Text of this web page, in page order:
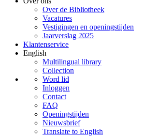
Over de Bibliotheek
Vacatures
Vestigingen en openingstijden
Jaarverslag 2025
Klantenservice
English
Multilingual library
Collection
Word lid
Inloggen
Contact
FAQ
Openingstijden
Nieuwsbrief
Translate to English